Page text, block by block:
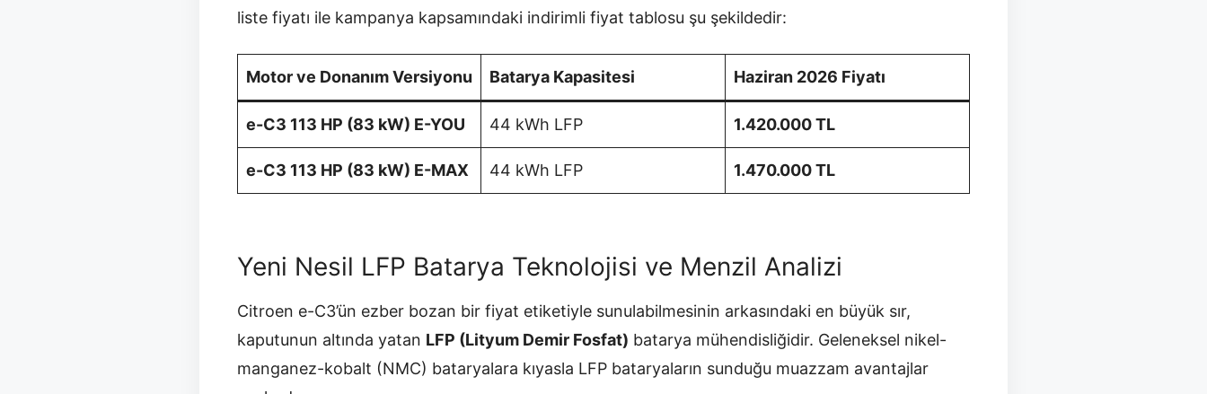
liste fiyatı ile kampanya kapsamındaki indirimli fiyat tablosu şu şekildedir:
Motor ve Donanım Versiyonu Batarya Kapasitesi Haziran 2026 Fiyatı
e-C3 113 HP (83 kW) E-YOU 44 kWh LFP 1.420.000 TL
e-C3 113 HP (83 kW) E-MAX 44 kWh LFP 1.470.000 TL
Yeni Nesil LFP Batarya Teknolojisi ve Menzil Analizi
Citroen e-C3’ün ezber bozan bir fiyat etiketiyle sunulabilmesinin arkasındaki en büyük sır,
kaputunun altında yatan LFP (Lityum Demir Fosfat) batarya mühendisliğidir. Geleneksel nikel-
manganez-kobalt (NMC) bataryalara kıyasla LFP bataryaların sunduğu muazzam avantajlar